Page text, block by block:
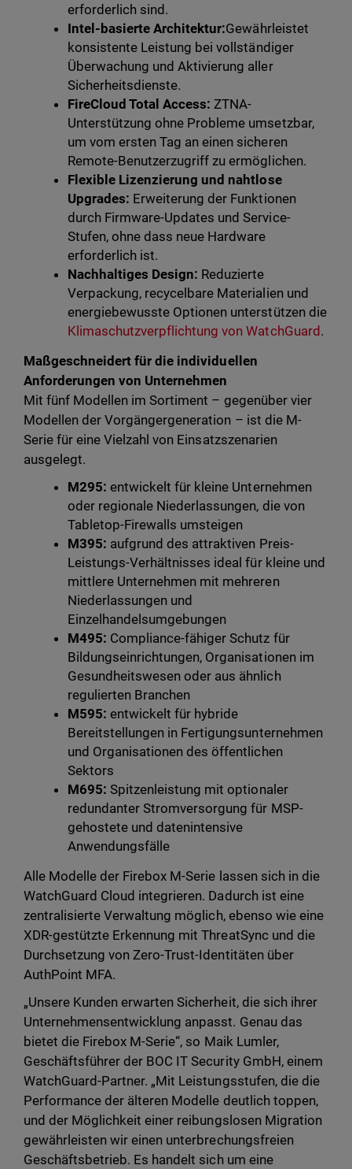
erforderlich sind.
Intel-basierte Architektur:Gewährleistet
konsistente Leistung bei vollständiger
Überwachung und Aktivierung aller
Sicherheitsdienste.
FireCloud Total Access: ZTNA-
Unterstützung ohne Probleme umsetzbar,
um vom ersten Tag an einen sicheren
Remote-Benutzerzugriff zu ermöglichen.
Flexible Lizenzierung und nahtlose
Upgrades: Erweiterung der Funktionen
durch Firmware-Updates und Service-
Stufen, ohne dass neue Hardware
erforderlich ist.
Nachhaltiges Design: Reduzierte
Verpackung, recycelbare Materialien und
energiebewusste Optionen unterstützen die
Klimaschutzverpflichtung von WatchGuard .
Maßgeschneidert für die individuellen
Anforderungen von Unternehmen
Mit fünf Modellen im Sortiment – gegenüber vier
Modellen der Vorgängergeneration – ist die M-
Serie für eine Vielzahl von Einsatzszenarien
ausgelegt.
M295: entwickelt für kleine Unternehmen
oder regionale Niederlassungen, die von
Tabletop-Firewalls umsteigen
M395: aufgrund des attraktiven Preis-
Leistungs-Verhältnisses ideal für kleine und
mittlere Unternehmen mit mehreren
Niederlassungen und
Einzelhandelsumgebungen
M495: Compliance-fähiger Schutz für
Bildungseinrichtungen, Organisationen im
Gesundheitswesen oder aus ähnlich
regulierten Branchen
M595: entwickelt für hybride
Bereitstellungen in Fertigungsunternehmen
und Organisationen des öffentlichen
Sektors
M695: Spitzenleistung mit optionaler
redundanter Stromversorgung für MSP-
gehostete und datenintensive
Anwendungsfälle
Alle Modelle der Firebox M-Serie lassen sich in die
WatchGuard Cloud integrieren. Dadurch ist eine
zentralisierte Verwaltung möglich, ebenso wie eine
XDR-gestützte Erkennung mit ThreatSync und die
Durchsetzung von Zero-Trust-Identitäten über
AuthPoint MFA.
„Unsere Kunden erwarten Sicherheit, die sich ihrer
Unternehmensentwicklung anpasst. Genau das
bietet die Firebox M-Serie“, so Maik Lumler,
Geschäftsführer der BOC IT Security GmbH, einem
WatchGuard-Partner. „Mit Leistungsstufen, die die
Performance der älteren Modelle deutlich toppen,
und der Möglichkeit einer reibungslosen Migration
gewährleisten wir einen unterbrechungsfreien
Geschäftsbetrieb. Es handelt sich um eine